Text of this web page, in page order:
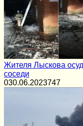
Жителя Лыскова
соседи
030.06.2023747